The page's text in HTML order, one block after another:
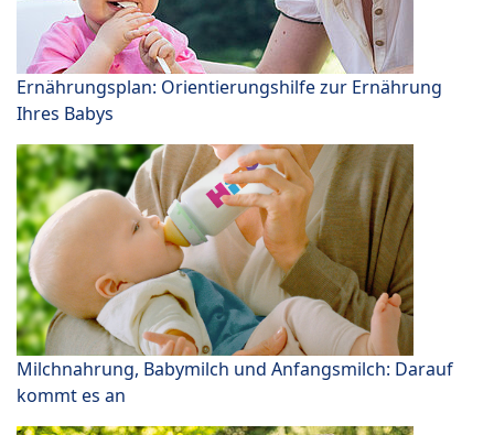
Ernährungsplan: Orientierungshilfe zur Ernährung
Ihres Babys
Milchnahrung, Babymilch und Anfangsmilch: Darauf
kommt es an